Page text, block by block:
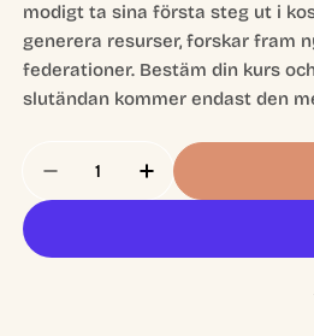
modigt ta sina första steg ut i
generera resurser, forskar fram
federationer. Bestäm din kurs
slutändan kommer endast den
Minska Antal För Gaia
Öka Antal För